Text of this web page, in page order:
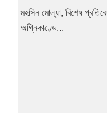
মহসিন মোল্যা, বিশেষ
অগ্নিকাণ্ডে...